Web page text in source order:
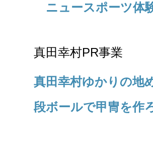
ニュースポーツ体
真田幸村PR事業
真田幸村ゆかりの地
段ボールで甲冑を作